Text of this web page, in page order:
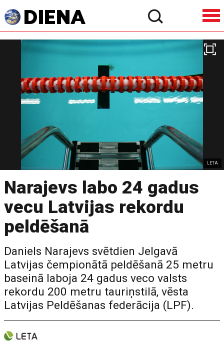
LETA
Narajevs labo 24 gadus
vecu Latvijas rekordu
peldēšanā
Daniels Narajevs svētdien Jelgavā
Latvijas čempionātā peldēšanā 25 metru
baseinā laboja 24 gadus veco valsts
rekordu 200 metru tauriņstilā, vēsta
Latvijas Peldēšanas federācija (LPF).